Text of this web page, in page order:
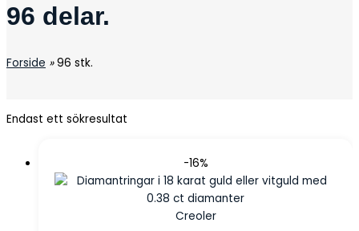
96 delar.
Forside » 96 stk.
Endast ett sökresultat
-16%
Creoler